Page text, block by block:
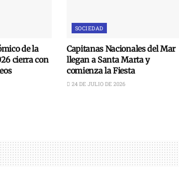
de la
cierra con
SOCIEDAD
Capitanas Nacionales del Mar
llegan a Santa Marta y
comienza la Fiesta
24 DE JULIO DE 2026